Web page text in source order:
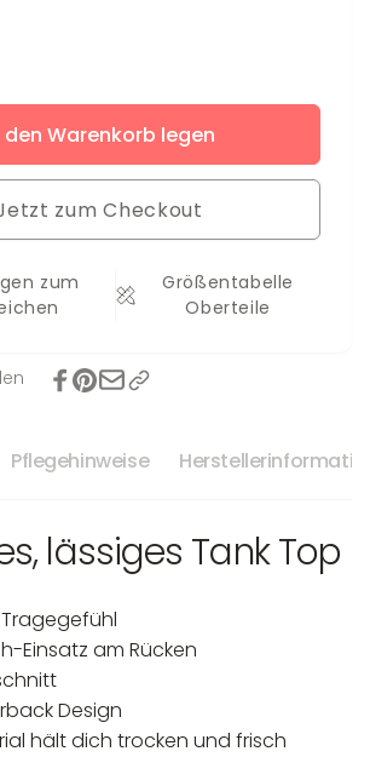
den Warenkorb legen
zum Checkout
zum
Größentabelle
Oberteile
Pflegehinweise
lässiges Tank Top
Einsatz am Rücken
Design
hält dich trocken und frisch